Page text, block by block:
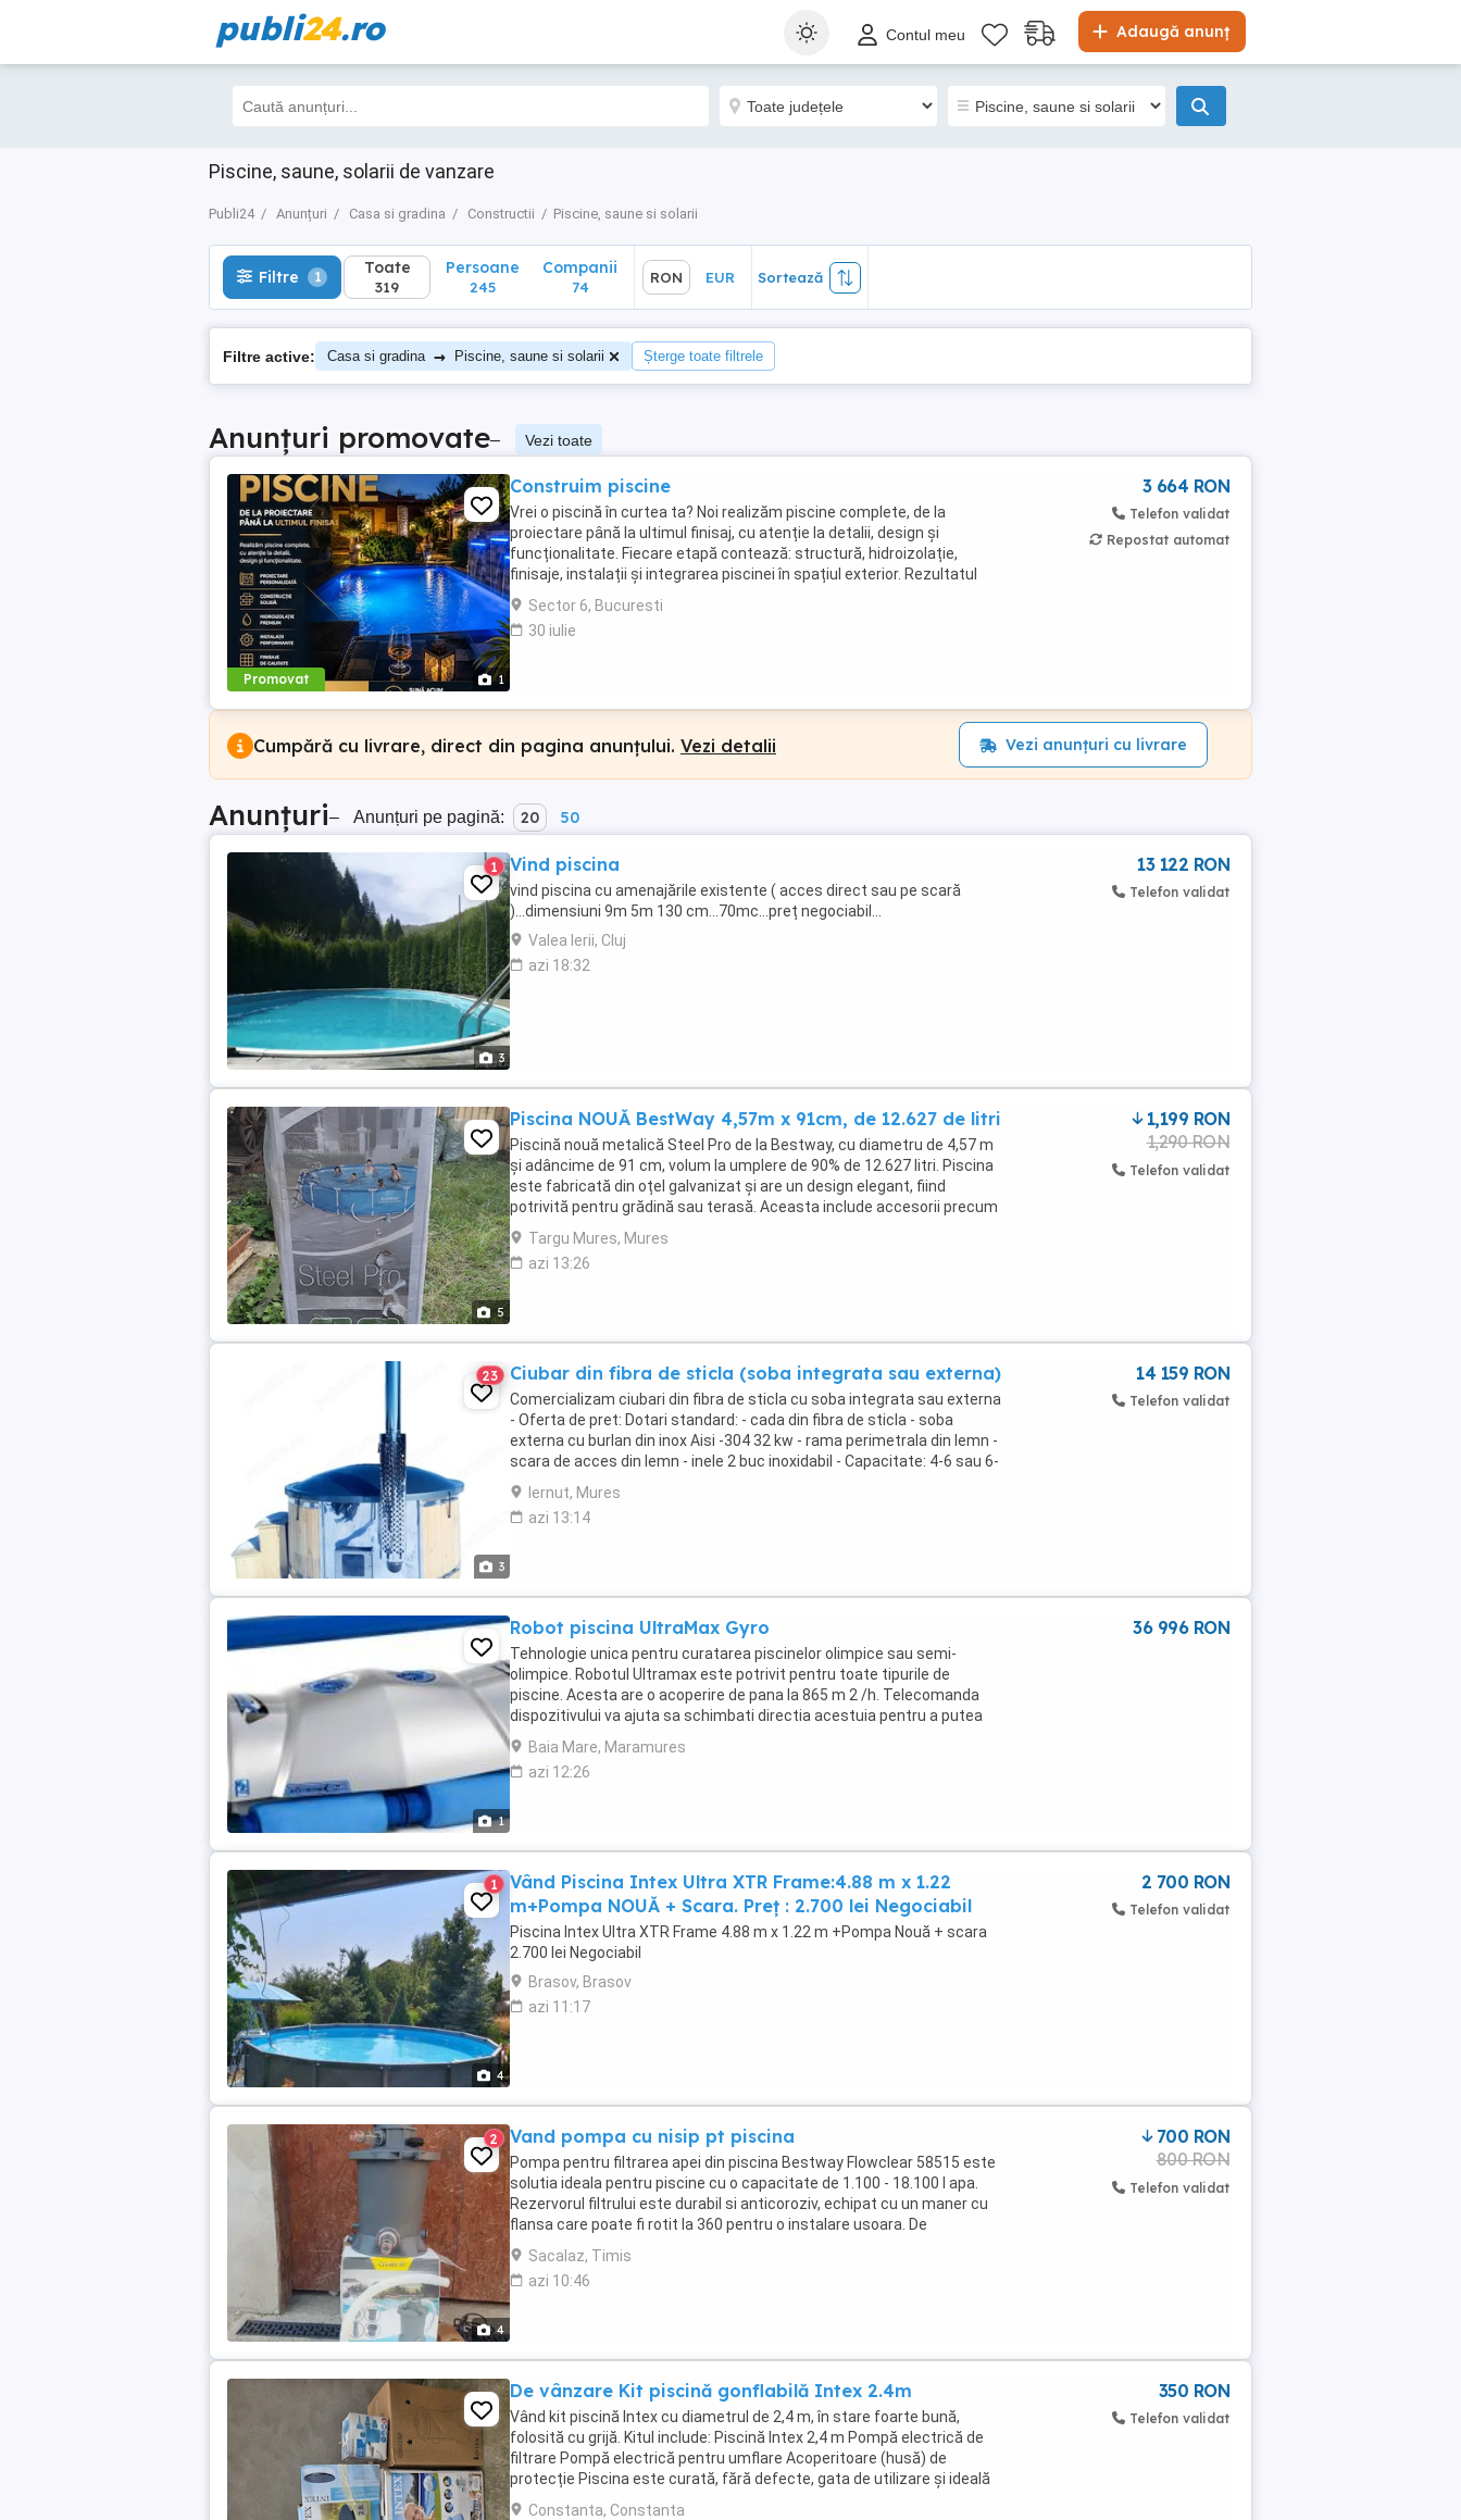
publi24.ro Adaugă anunț
Contul meu
Piscine, saune, solarii de vanzare
Publi24 Anunțuri Casa si gradina Constructii Piscine, saune si solarii
Filtre 1 Toate
319
Sortează
Filtre 1 Toate
319
Persoane
245
Companii
74
RON EUR Sortează
Filtre active: Casa si gradina → Piscine, saune si solarii Șterge toate filtrele
Anunțuri promovate– Vezi toate
Promovat 1
Construim piscine
Vrei o piscină în curtea ta? Noi realizăm piscine complete, de la
proiectare până la ultimul finisaj, cu atenție la detalii, design și
funcționalitate. Fiecare etapă contează: structură, hidroizolație,
finisaje, instalații și integrarea piscinei în spațiul exterior. Rezultatul
trebuie să fie nu doar ...
Sector 6, Bucuresti
30 iulie
3 664 RON
Telefon validat
Repostat automat
Cumpără cu livrare, direct din pagina anunțului. Vezi detalii Vezi anunțuri cu livrare
Anunțuri– Anunțuri pe pagină: 20 50
3
1 Vind piscina
vind piscina cu amenajările existente ( acces direct sau pe scară
)...dimensiuni 9m 5m 130 cm...70mc...preț negociabil...
Valea Ierii, Cluj
azi 18:32
13 122 RON
Telefon validat
5
Piscina NOUĂ BestWay 4,57m x 91cm, de 12.627 de litri
Piscină nouă metalică Steel Pro de la Bestway, cu diametru de 4,57 m
și adâncime de 91 cm, volum la umplere de 90% de 12.627 litri. Piscina
este fabricată din oțel galvanizat și are un design elegant, fiind
potrivită pentru grădină sau terasă. Aceasta include accesorii precum
filtru, scară și capac ...
Targu Mures, Mures
azi 13:26
1,199 RON
1,290 RON
Telefon validat
3
23 Ciubar din fibra de sticla (soba integrata sau externa)
Comercializam ciubari din fibra de sticla cu soba integrata sau externa
- Oferta de pret: Dotari standard: - cada din fibra de sticla - soba
externa cu burlan din inox Aisi -304 32 kw - rama perimetrala din lemn -
scara de acces din lemn - inele 2 buc inoxidabil - Capacitate: 4-6 sau 6-
8 persoane - ...
Iernut, Mures
azi 13:14
14 159 RON
Telefon validat
1
Robot piscina UltraMax Gyro
Tehnologie unica pentru curatarea piscinelor olimpice sau semi-
olimpice. Robotul Ultramax este potrivit pentru toate tipurile de
piscine. Acesta are o acoperire de pana la 865 m 2 /h. Telecomanda
dispozitivului va ajuta sa schimbati directia acestuia pentru a putea
curata orice zona. Sistem de control ...
Baia Mare, Maramures
azi 12:26
36 996 RON
4
1
Vând Piscina Intex Ultra XTR Frame:4.88 m x 1.22
m+Pompa NOUĂ + Scara. Preț : 2.700 lei Negociabil
Piscina Intex Ultra XTR Frame 4.88 m x 1.22 m +Pompa Nouă + scara
2.700 lei Negociabil
Brasov, Brasov
azi 11:17
2 700 RON
Telefon validat
4
2 Vand pompa cu nisip pt piscina
Pompa pentru filtrarea apei din piscina Bestway Flowclear 58515 este
solutia ideala pentru piscine cu o capacitate de 1.100 - 18.100 l apa.
Rezervorul filtrului este durabil si anticoroziv, echipat cu un maner cu
flansa care poate fi rotit la 360 pentru o instalare usoara. De
asemenea, este echipat ...
Sacalaz, Timis
azi 10:46
700 RON
800 RON
Telefon validat
De vânzare Kit piscină gonflabilă Intex 2.4m
Vând kit piscină Intex cu diametrul de 2,4 m, în stare foarte bună,
folosită cu grijă. Kitul include: Piscină Intex 2,4 m Pompă electrică de
filtrare Pompă electrică pentru umflare Acoperitoare (husă) de
protecție Piscina este curată, fără defecte, gata de utilizare și ideală
pentru curte ...
Constanta, Constanta
350 RON
Telefon validat